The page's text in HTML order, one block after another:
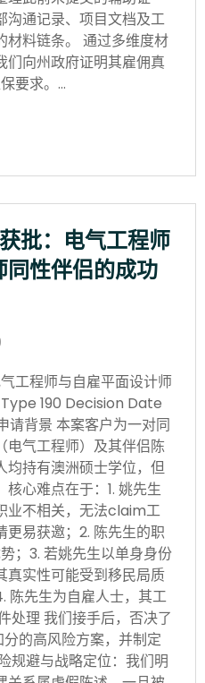
沟通记录、项目文档及工
材料链条。 通过多维度材
们向州政府证明其雇佣真
要求。…
批：电气工程师
性伴侣的成功
工程师与自雇平面设计师
190 Decision Date
请背景 本案客户为一对同
电气工程师）及其伴侣陈
均持有澳洲硕士学位，但
心难点在于：1. 姚先生
业不相关，无法claim工
易获邀；2. 陈先生的职
；3. 若姚先生以单身身份
真实性可能受到移民局质
陈先生为自雇人士，其工
处理 我们接手后，否决了
的高风险方案，并制定
规避与战略定位：我们明